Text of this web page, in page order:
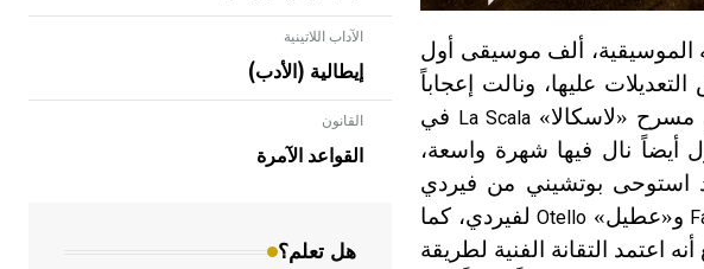
الموسيقية، ألف موسيقى أول
1884 بعد إجراء بعض التعديلات عليها، ونالت إعجاباً
La Scala في
نال فيها شهرة واسعة،
استوحى بوتشيني من فيردي
و«عطيل» Otelloلفيردي، كما
أنه اعتمد التقانة الفنية لطريقة
الآداب اللاتينية
إيطالية (الأدب)
القانون
القواعد الآمرة
هل تعلم؟
- هل تعلم أن الأبلق نوع من الفنون
الهندسية التي ارتبطت بالعمارة الإسلامية
في بلاد الشام ومصر خاصة، حيث يحرص